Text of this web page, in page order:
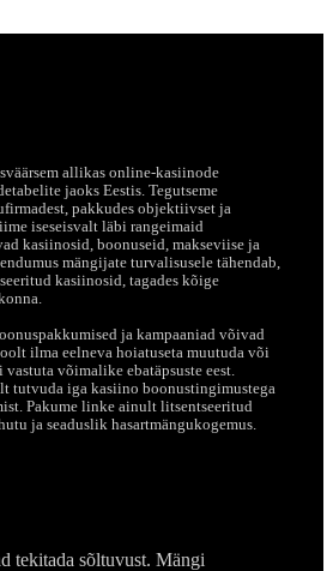
allikas online-kasiinode
jaoks Eestis. Tegutseme
pakkudes objektiivset ja
iseseisvalt läbi rangeimaid
kasiinosid, boonuseid, makseviise ja
mängijate turvalisusele tähendab,
kasiinosid, tagades kõige
ja kampaaniad võivad
ilma eelneva hoiatuseta muutuda või
vastuta võimalike ebatäpsuste eest.
tutvuda iga kasiino boonustingimustega
Pakume linke ainult litsentseeritud
ja seaduslik hasartmängukogemus.
tekitada sõltuvust. Mängi